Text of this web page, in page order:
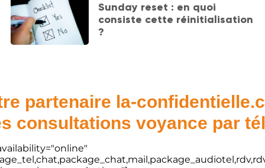
Sunday reset : en quoi
consiste cette réinitialisation
?
partenaire la-
consultations voyance par